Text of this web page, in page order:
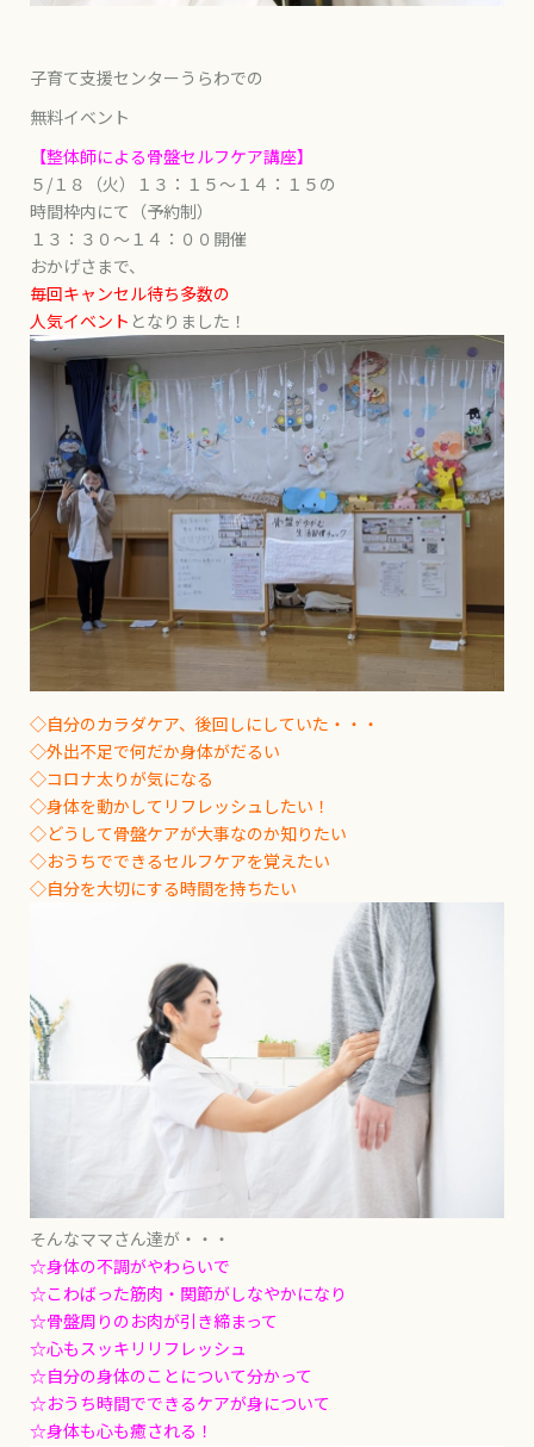
子育て支援センターうらわでの
無料イベント
【整体師による骨盤セルフケア講座】
５/１８（火）１３：１５～１４：１５の
時間枠内にて（予約制）
１３：３０～１４：００開催
おかげさまで、
毎回キャンセル待ち多数の
人気イベント となりました！
◇自分のカラダケア、後回しにしていた・・・
◇外出不足で何だか身体がだるい
◇コロナ太りが気になる
◇身体を動かしてリフレッシュしたい！
◇どうして骨盤ケアが大事なのか知りたい
◇おうちでできるセルフケアを覚えたい
◇自分を大切にする時間を持ちたい
そんなママさん達が・・・
☆身体の不調がやわらいで
☆こわばった筋肉・関節がしなやかになり
☆骨盤周りのお肉が引き締まって
☆心もスッキリリフレッシュ
☆自分の身体のことについて分かって
☆おうち時間でできるケアが身について
☆身体も心も癒される！